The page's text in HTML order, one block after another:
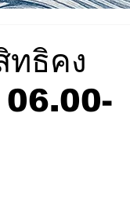
ทธิคง
06.00-